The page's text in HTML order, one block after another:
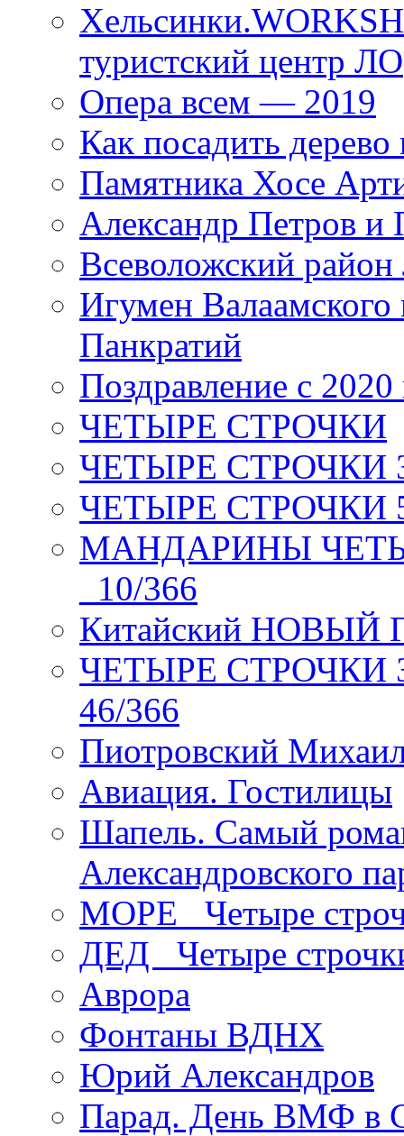
туристский центр ЛО
Опера всем — 2019
Как посадить дерево
Памятника Хосе
Александр Петров и
Всеволожский район
Игумен
Панкратий
Поздравление с 2020
ЧЕТЫРЕ СТРОЧКИ
ЧЕТЫРЕ СТРОЧКИ 3
ЧЕТЫРЕ СТРОЧКИ 5
МАНДАРИНЫ
_10/366
Китайский НОВЫЙ
ЧЕТЫРЕ СТРОЧКИ
46/366
Пиотровский
Авиация. Гостилицы
Шапель. Самый
Александровского
МОРЕ _Четыре
ДЕД _Четыре
Аврора
Фонтаны ВДНХ
Юрий Александров
Парад. День ВМФ в